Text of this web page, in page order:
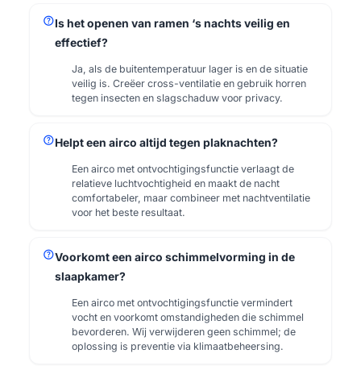
helpIs het openen van ramen ‘s nachts veilig en
effectief?
Ja, als de buitentemperatuur lager is en de situatie
veilig is. Creëer cross-ventilatie en gebruik horren
tegen insecten en slagschaduw voor privacy.
helpHelpt een airco altijd tegen plaknachten?
Een airco met ontvochtigingsfunctie verlaagt de
relatieve luchtvochtigheid en maakt de nacht
comfortabeler, maar combineer met nachtventilatie
voor het beste resultaat.
helpVoorkomt een airco schimmelvorming in de
slaapkamer?
Een airco met ontvochtigingsfunctie vermindert
vocht en voorkomt omstandigheden die schimmel
bevorderen. Wij verwijderen geen schimmel; de
oplossing is preventie via klimaatbeheersing.